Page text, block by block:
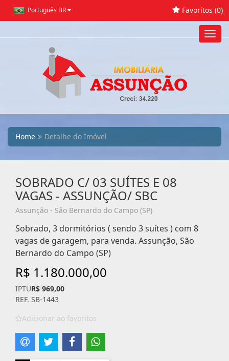
Português BR Favoritos (0)
Home Detalhe do Imóvel
SOBRADO C/ 03 SUÍTES E 08
VAGAS - ASSUNÇÃO/ SBC
Assunção - São Bernardo do Campo (SP)
Sobrado, 3 dormitórios ( sendo 3 suítes ) com 8
vagas de garagem, para venda. Assunção, São
Bernardo do Campo (SP)
R$ 1.180.000,00
IPTUR$ 969,00
REF. SB-1443
Adicionar ao favoritos